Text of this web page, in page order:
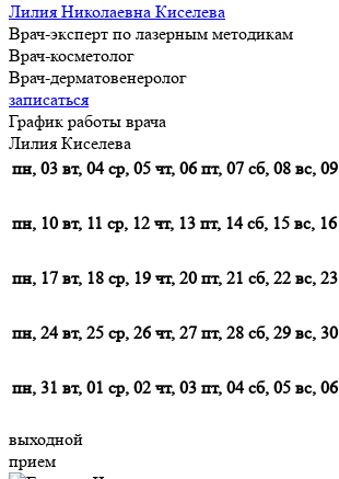
Лилия Николаевна Киселева
Врач-эксперт по лазерным методикам
Врач-косметолог
Врач-дерматовенеролог
записаться
График работы врача
Лилия Киселева
пн, 03 вт, 04 ср, 05 чт, 06 пт, 07 сб, 08 вс, 09
пн, 10 вт, 11 ср, 12 чт, 13 пт, 14 сб, 15 вс, 16
пн, 17 вт, 18 ср, 19 чт, 20 пт, 21 сб, 22 вс, 23
пн, 24 вт, 25 ср, 26 чт, 27 пт, 28 сб, 29 вс, 30
пн, 31 вт, 01 ср, 02 чт, 03 пт, 04 сб, 05 вс, 06
выходной
прием